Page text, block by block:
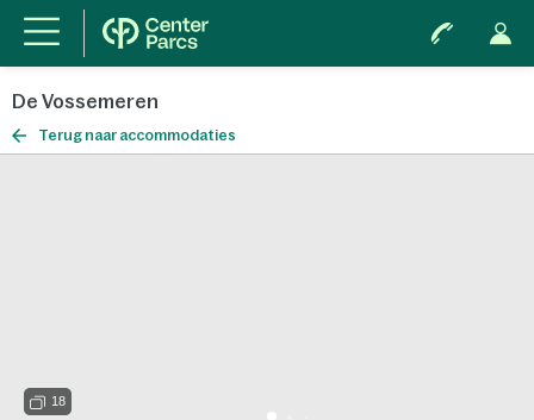
De Vossemeren
Terug naar accommodaties
18